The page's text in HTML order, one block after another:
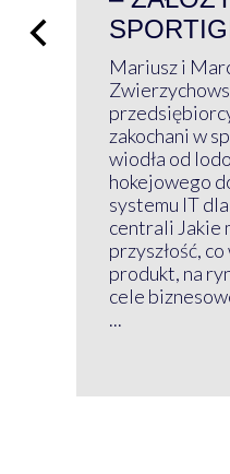
Mariusz i
zakochani w
wiodła od
hokejowego
systemu IT
centrali Jakie
przyszłość,
produkt, na
cele
...